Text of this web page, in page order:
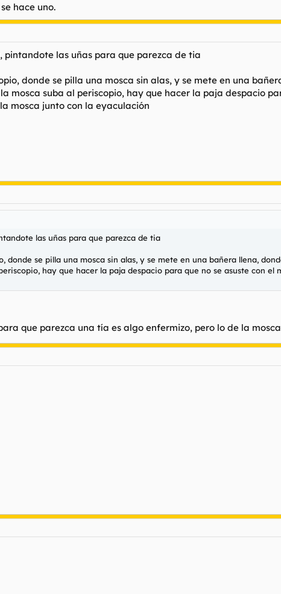
hace uno.
las uñas para que parezca de tia
donde se pilla una mosca sin alas, y se mete en una
mosca suba al periscopio, hay que hacer la paja despacio
mosca junto con la eyaculación
las uñas para que parezca de tia
donde se pilla una mosca sin alas, y se mete en una bañera llena,
hay que hacer la paja despacio para que no se asuste con
que parezca una tía es algo enfermizo, pero lo de la